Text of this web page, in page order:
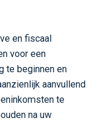
en fiscaal
voor een
te beginnen en
aanvullend
te
na uw